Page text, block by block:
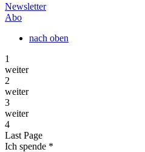
Newsletter
Abo
nach oben
1
weiter
2
weiter
3
weiter
4
Last Page
Ich spende *